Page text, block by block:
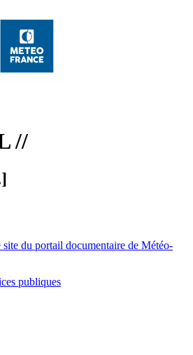
//
du portail documentaire de Météo-
publiques